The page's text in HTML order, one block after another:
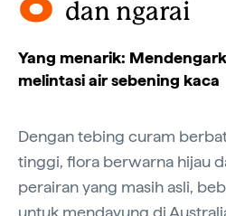
dan ngarai
Yang menarik:
melintasi air sebening kaca
Dengan tebing curam
tinggi, flora berwarna hijau
perairan yang masih asli,
untuk mendayung di